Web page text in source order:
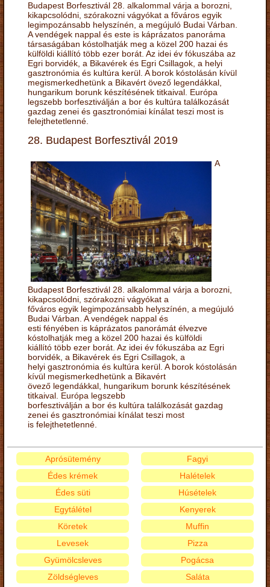
Budapest Borfesztivál 28. alkalommal várja a borozni,
kikapcsolódni, szórakozni vágyókat a főváros egyik
legimpozánsabb helyszínén, a megújuló Budai Várban.
A vendégek nappal és este is káprázatos panoráma
társaságában kóstolhatják meg a közel 200 hazai és
külföldi kiállító több ezer borát. Az idei év fókuszába az
Egri borvidék, a Bikavérek és Egri Csillagok, a helyi
gasztronómia és kultúra kerül. A borok kóstolásán kívül
megismerkedhetünk a Bikavért övező legendákkal,
hungarikum borunk készítésének titkaival. Európa
legszebb borfesztiválján a bor és kultúra találkozását
gazdag zenei és gasztronómiai kínálat teszi most is
felejthetetlenné.
28. Budapest Borfesztivál 2019
A
Budapest Borfesztivál 28. alkalommal várja a borozni,
kikapcsolódni, szórakozni vágyókat a
főváros egyik legimpozánsabb helyszínén, a megújuló
Budai Várban. A vendégek nappal és
esti fényében is káprázatos panorámát élvezve
kóstolhatják meg a közel 200 hazai és külföldi
kiállító több ezer borát. Az idei év fókuszába az Egri
borvidék, a Bikavérek és Egri Csillagok, a
helyi gasztronómia és kultúra kerül. A borok kóstolásán
kívül megismerkedhetünk a Bikavért
övező legendákkal, hungarikum borunk készítésének
titkaival. Európa legszebb
borfesztiválján a bor és kultúra találkozását gazdag
zenei és gasztronómiai kínálat teszi most
is felejthetetlenné.
Aprósütemény
Édes krémek
Édes süti
Egytálétel
Fagyi
Halételek
Húsételek
Kenyerek
Köretek
Levesek
Gyümölcsleves
Zöldségleves
Muffin
Pizza
Pogácsa
Saláta